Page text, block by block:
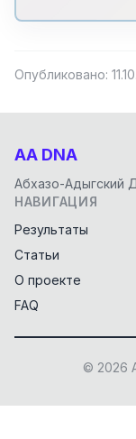
Опубликовано:
AA DNA
Абхазо-Адыгский
НАВИГАЦИЯ
Результаты
Статьи
О проекте
FAQ
© 2026